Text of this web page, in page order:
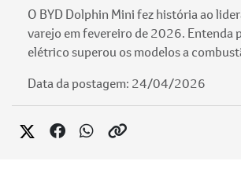
O BYD Dolphin Mini fez história ao
varejo em fevereiro de 2026. Entenda
elétrico superou os modelos a
Data da postagem: 24/04/2026